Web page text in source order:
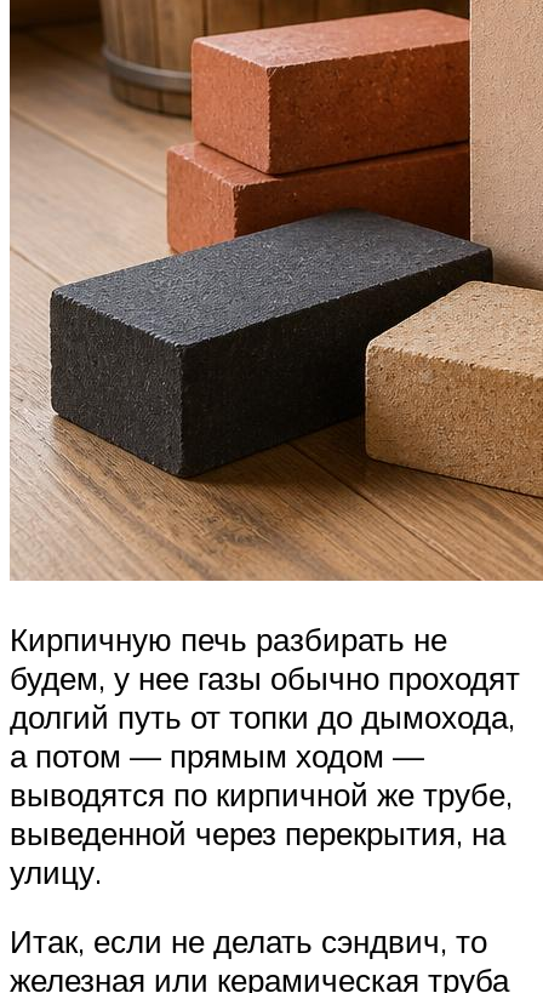
Кирпичную печь разбирать не
будем, у нее газы обычно проходят
долгий путь от топки до дымохода,
а потом — прямым ходом —
выводятся по кирпичной же трубе,
выведенной через перекрытия, на
улицу.
Итак, если не делать сэндвич, то
железная или керамическая труба